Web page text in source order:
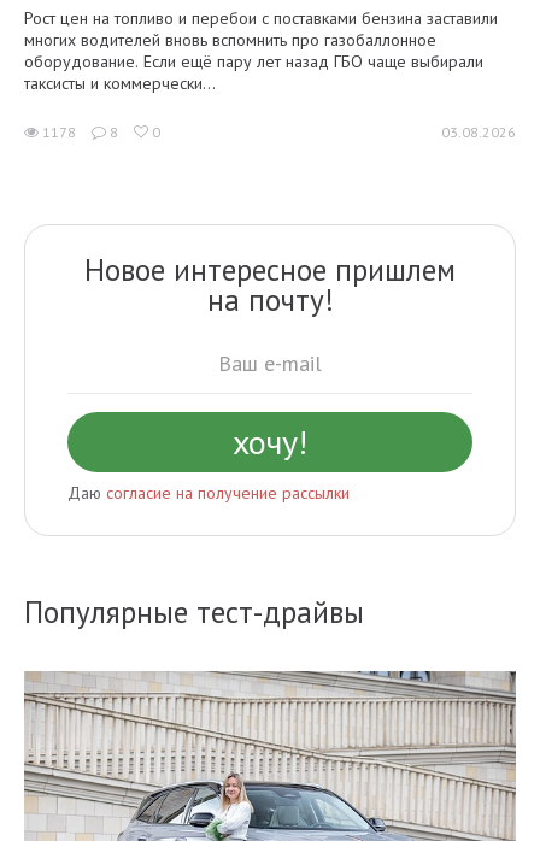
Рост цен на топливо и перебои с поставками бензина заставили
многих водителей вновь вспомнить про газобаллонное
оборудование. Если ещё пару лет назад ГБО чаще выбирали
таксисты и коммерчески...
1178 8 0 03.08.2026
Новое интересное пришлем
на почту!
Даю согласие на получение рассылки
Популярные тест-драйвы